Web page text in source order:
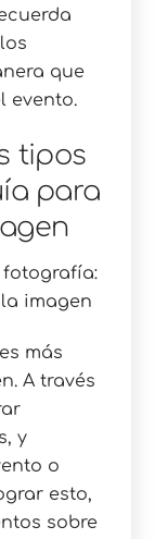
que
evento.
tipos
para
fotografía:
imagen
más
A través
y
o
esto,
sobre